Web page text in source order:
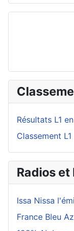
Résultats L1
Classement L1
Radios
Issa Nissa
France Bleu